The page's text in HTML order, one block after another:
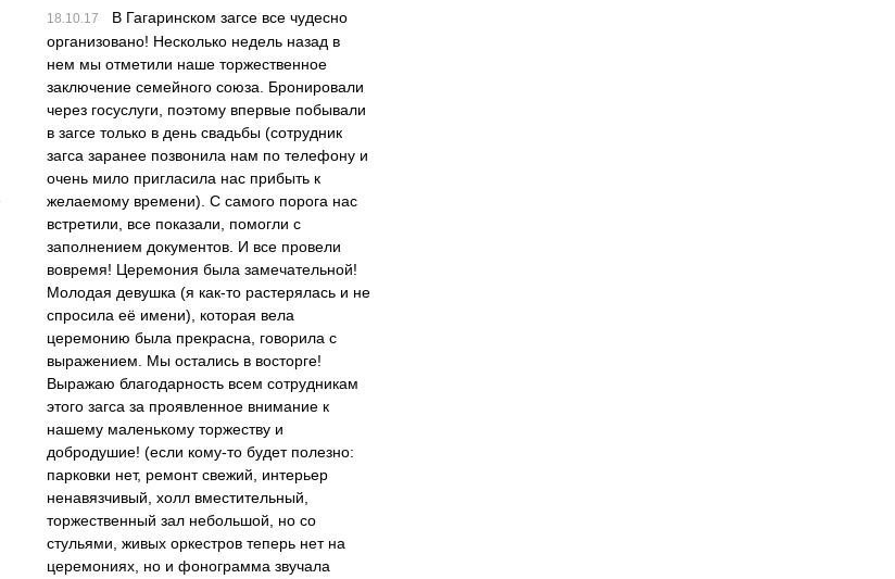
В Гагаринском загсе все чудесно
организовано! Несколько недель назад в
нем мы отметили наше торжественное
заключение семейного союза. Бронировали
через госуслуги, поэтому впервые побывали
в загсе только в день свадьбы (сотрудник
загса заранее позвонила нам по телефону и
очень мило пригласила нас прибыть к
желаемому времени). С самого порога нас
встретили, все показали, помогли с
заполнением документов. И все провели
вовремя! Церемония была замечательной!
Молодая девушка (я как-то растерялась и не
спросила её имени), которая вела
церемонию была прекрасна, говорила с
выражением. Мы остались в восторге!
Выражаю благодарность всем сотрудникам
этого загса за проявленное внимание к
нашему маленькому торжеству и
добродушие! (если кому-то будет полезно:
парковки нет, ремонт свежий, интерьер
ненавязчивый, холл вместительный,
торжественный зал небольшой, но со
стульями, живых оркестров теперь нет на
церемониях, но и фонограмма звучала